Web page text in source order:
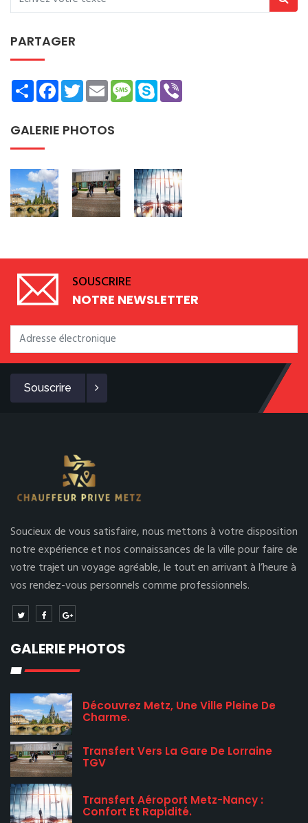
PARTAGER
ShareFacebookTwitterEmailMessage
Skype
GALERIE PHOTOS
SOUSCRIRE
NOTRE NEWSLETTER
Souscrire
Soucieux de vous satisfaire, nous mettons à votre disposition
notre expérience et nos connaissances de la ville pour faire de
votre trajet un voyage agréable, le tout en arrivant à l’heure à
vos rendez-vous personnels comme professionnels.
GALERIE PHOTOS
Découvrez Metz, Une Ville Pleine De
Charme.
Transfert Vers La Gare De Lorraine
TGV
Transfert Aéroport Metz-Nancy :
Confort Et Rapidité.